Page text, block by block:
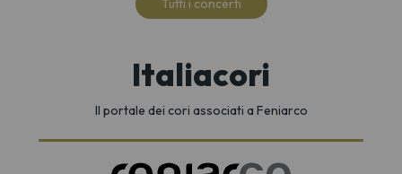
Tutti i concerti
Italiacori
Il portale dei cori associati a Feniarco